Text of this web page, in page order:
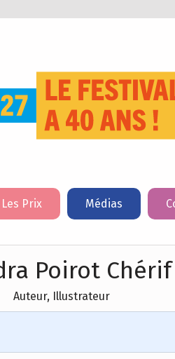
Les Prix Médias
Poirot Chérif
Auteur, Illustrateur